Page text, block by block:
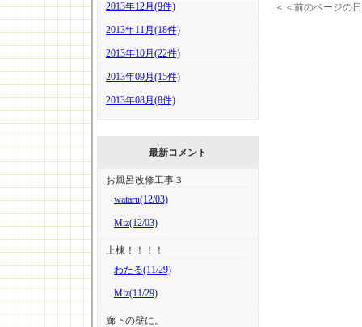
2013年12月(9件)
2013年11月(18件)
2013年10月(22件)
2013年09月(15件)
2013年08月(8件)
最新コメント
お風呂改修工事３
wataru(12/03)
Miz(12/03)
上棟！！！！
わたる(11/29)
Miz(11/29)
廊下の壁に。
＜＜前のページの